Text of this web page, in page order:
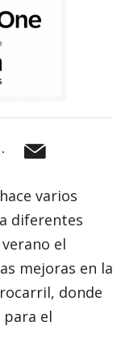
varios
diferentes
el
mejoras en la
donde
el